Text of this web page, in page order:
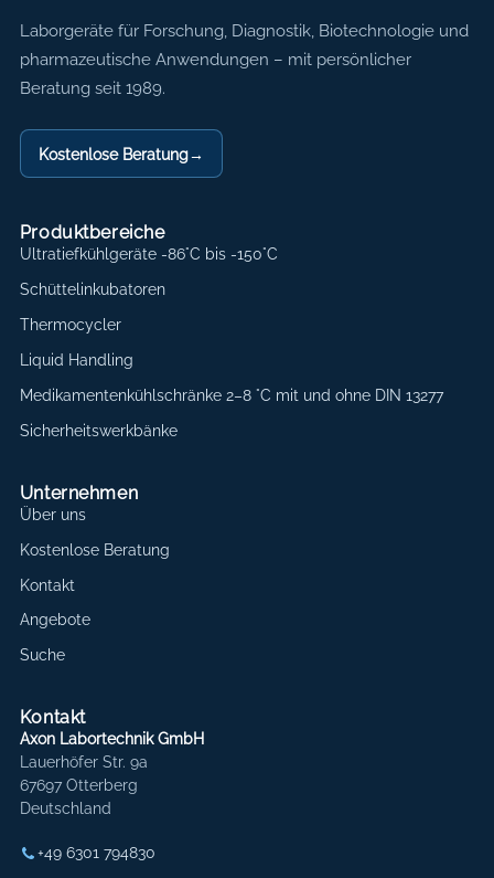
Axon Labortechnik
Laborgeräte für Forschung, Diagnostik, Biotechnologie und
pharmazeutische Anwendungen – mit persönlicher
Beratung seit 1989.
Kostenlose Beratung→
Produktbereiche
Ultratiefkühlgeräte -86°C bis -150°C
Schüttelinkubatoren
Thermocycler
Liquid Handling
Medikamentenkühlschränke 2–8 °C mit und ohne DIN 13277
Sicherheitswerkbänke
Unternehmen
Über uns
Kostenlose Beratung
Kontakt
Angebote
Suche
Kontakt
Axon Labortechnik GmbH
Lauerhöfer Str. 9a
67697 Otterberg
Deutschland
+49 6301 794830